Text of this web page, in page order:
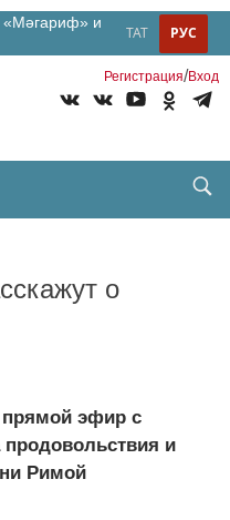
«Мәгариф» и
РУС
ТАТ
Регистрация/Вход
о
прямой эфир с
и
Римой